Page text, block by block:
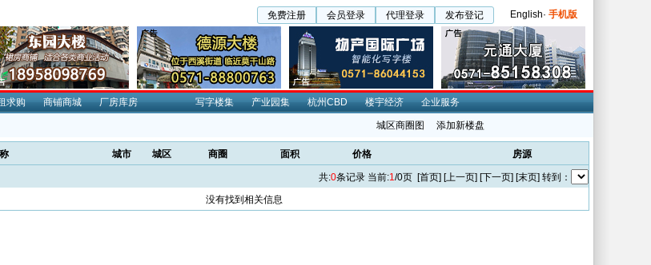
免费注册 会员登录 代理登录 发布登记 English· 手机版
求购 商铺商城 厂房库房 写字楼集 产业园集 杭州CBD 楼宇经济 企业服务
城区商圈图 添加新楼盘
城市 城区 商圈 面积 价格 房源
共:0条记录 当前:1/0页 [首页] [上一页] [下一页] [末页] 转到：
没有找到相关信息